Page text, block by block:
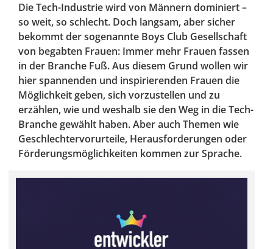
Die Tech-Industrie wird von Männern dominiert –
so weit, so schlecht. Doch langsam, aber sicher
bekommt der sogenannte Boys Club Gesellschaft
von begabten Frauen: Immer mehr Frauen fassen
in der Branche Fuß. Aus diesem Grund wollen wir
hier spannenden und inspirierenden Frauen die
Möglichkeit geben, sich vorzustellen und zu
erzählen, wie und weshalb sie den Weg in die Tech-
Branche gewählt haben. Aber auch Themen wie
Geschlechtervorurteile, Herausforderungen oder
Förderungsmöglichkeiten kommen zur Sprache.